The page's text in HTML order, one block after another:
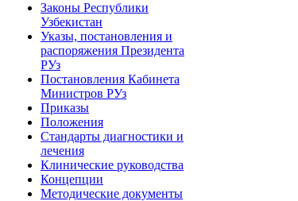
Законы Республики
Узбекистан
Указы, постановления и
распоряжения Президента
РУз
Постановления Кабинета
Министров РУз
Приказы
Положения
Стандарты диагностики и
лечения
Клинические руководства
Концепции
Методические документы